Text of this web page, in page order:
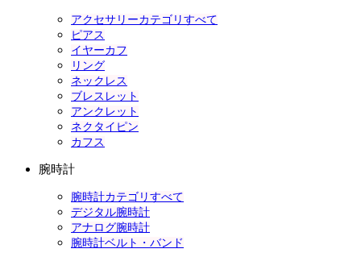
アクセサリーカテゴリすべて
ピアス
イヤーカフ
リング
ネックレス
ブレスレット
アンクレット
ネクタイピン
カフス
腕時計
腕時計カテゴリすべて
デジタル腕時計
アナログ腕時計
腕時計ベルト・バンド